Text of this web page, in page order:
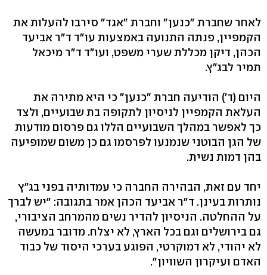
לאחר שחברת "כנען" וחברת "אגד" סירבו להעלות את
הקמפיין, פנתה התנועה באמצעות עו"ד ד"ר אביעד
הכהן, דיקן מכללת שערי משפט, ועו"ד ד"ר מיכאל
תמיר לבג"ץ.
היום (ד') הודיעה חברת "כנען" כי היא מתירה את
העלאת הקמפיין לניסיון לתקופה בת שבועיים, ולצד
כך לאפשר במהלך השבועיים הללו גם פרסום מודעות
של הגן הבוטני שנמנעו לפרסמו גם כן משום שמופיעה
בהן דמות נשית.
יחד עם זאת, הבהירה החברה כי עמדותיה בפני בג"ץ
נותרות בעינן. ד"ר אביעד הכהן אמר בתגובה: "יש לברך
על ההחלטה. הניסיון להדיר נשים מהמרחב הציבורי,
גם בירושלים וגם בכל הארץ, לא יצלח. מדובר במעשה
לא יהודי, לא דמוקרטי, הפוגע בערכי היסוד של כבוד
האדם ועיקרון השוויון".